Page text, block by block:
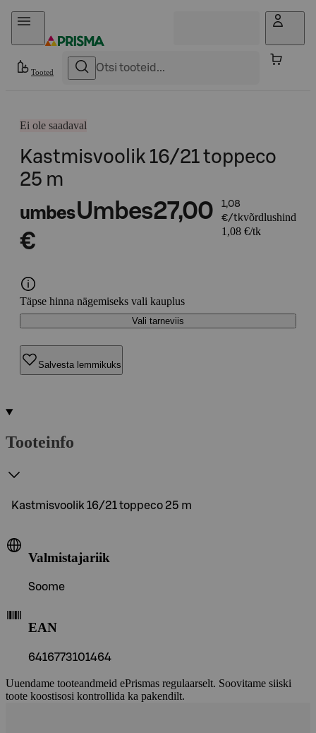
Otse sisu juurde
Tooted
Ei ole saadaval
Kastmisvoolik 16/21 toppeco
25 m
umbesUmbes27,00
€
1,08
€/tkvõrdlushind
1,08 €/tk
Täpse hinna nägemiseks vali kauplus
Vali tarneviis
Salvesta lemmikuks
Tooteinfo
Kastmisvoolik 16/21 toppeco 25 m
Valmistajariik
Soome
EAN
6416773101464
Uuendame tooteandmeid ePrismas regulaarselt. Soovitame siiski
toote koostisosi kontrollida ka pakendilt.